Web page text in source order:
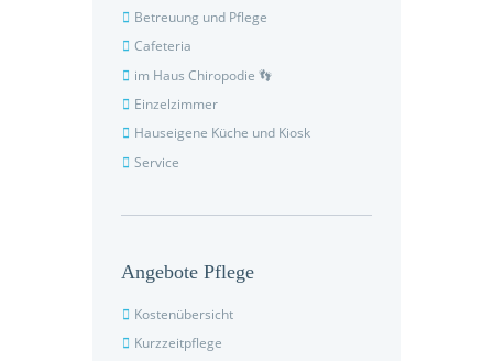
Betreuung und Pflege
Cafeteria
im Haus Chiropodie 👣
Einzelzimmer
Hauseigene Küche und Kiosk
Service
Angebote Pflege
Kostenübersicht
Kurzzeitpflege